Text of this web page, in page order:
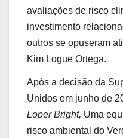
avaliações de risco
investimento
outros se opuseram
Kim Logue Ortega.
Após a decisão da
Unidos em junho de
Loper Bright, Uma
risco ambiental do